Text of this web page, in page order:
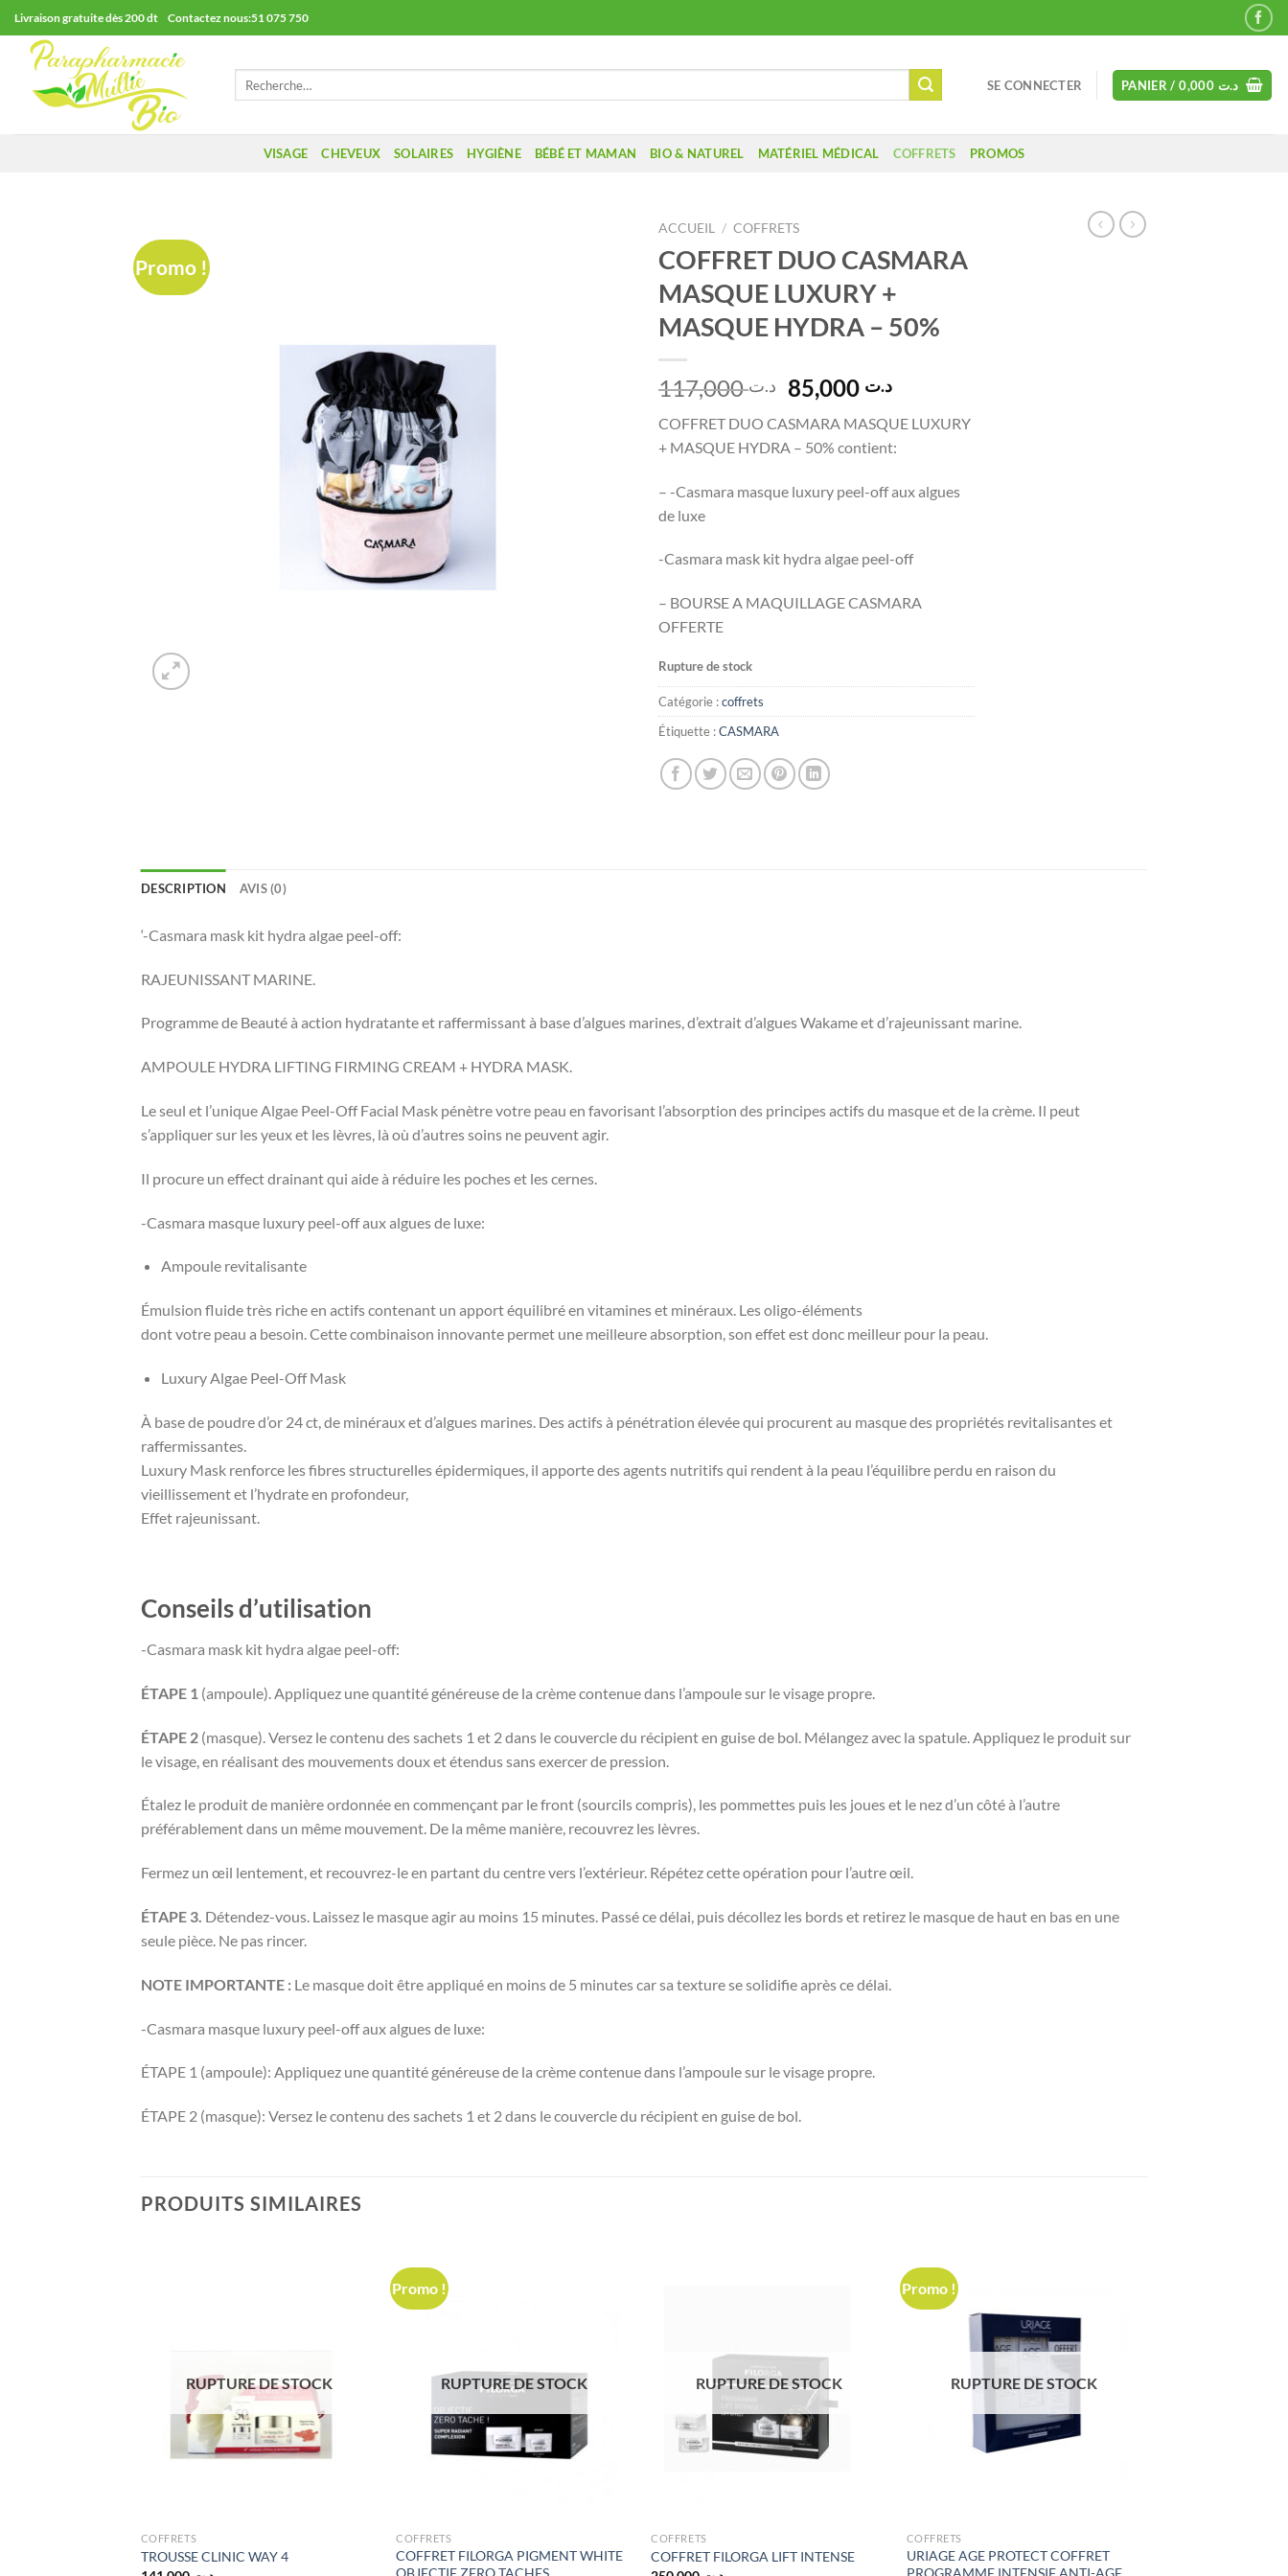
Passer
au
contenu
Livraison gratuite dès 200 dt Contactez nous:51 075 750
SE CONNECTER PANIER / د.ت
VISAGE CHEVEUX SOLAIRES HYGIÈNE BÉBÉ ET MAMAN BIO & NATUREL MATÉRIEL MÉDICAL COFFRETS PROMOS
Promo !
ACCUEIL / COFFRETS
COFFRET DUO CASMARA
MASQUE LUXURY +
MASQUE HYDRA – 50%
د.ت117,000
Le
prix
initial
était :
د.تLe
actuel
est :
COFFRET DUO CASMARA MASQUE LUXURY
+ MASQUE HYDRA – 50% contient:
– -Casmara masque luxury peel-off aux algues
de luxe
-Casmara mask kit hydra algae peel-off
– BOURSE A MAQUILLAGE CASMARA
OFFERTE
Rupture de stock
Catégorie :coffrets
Étiquette :CASMARA
DESCRIPTION AVIS (0)
‘-Casmara mask kit hydra algae peel-off:
RAJEUNISSANT MARINE.
Programme de Beauté à action hydratante et raffermissant à base d’algues marines, d’extrait d’algues Wakame et d’rajeunissant marine.
AMPOULE HYDRA LIFTING FIRMING CREAM + HYDRA MASK.
Le seul et l’unique Algae Peel-Off Facial Mask pénètre votre peau en favorisant l’absorption des principes actifs du masque et de la crème. Il peut
s’appliquer sur les yeux et les lèvres, là où d’autres soins ne peuvent agir.
Il procure un effect drainant qui aide à réduire les poches et les cernes.
-Casmara masque luxury peel-off aux algues de luxe:
Ampoule revitalisante
Émulsion fluide très riche en actifs contenant un apport équilibré en vitamines et minéraux. Les oligo-éléments
dont votre peau a besoin. Cette combinaison innovante permet une meilleure absorption, son effet est donc meilleur pour la peau.
Luxury Algae Peel-Off Mask
À base de poudre d’or 24 ct, de minéraux et d’algues marines. Des actifs à pénétration élevée qui procurent au masque des propriétés revitalisantes et
raffermissantes.
Luxury Mask renforce les fibres structurelles épidermiques, il apporte des agents nutritifs qui rendent à la peau l’équilibre perdu en raison du
vieillissement et l’hydrate en profondeur,
Effet rajeunissant.
Conseils d’utilisation
-Casmara mask kit hydra algae peel-off:
ÉTAPE 1 (ampoule). Appliquez une quantité généreuse de la crème contenue dans l’ampoule sur le visage propre.
ÉTAPE 2 (masque). Versez le contenu des sachets 1 et 2 dans le couvercle du récipient en guise de bol. Mélangez avec la spatule. Appliquez le produit sur
le visage, en réalisant des mouvements doux et étendus sans exercer de pression.
Étalez le produit de manière ordonnée en commençant par le front (sourcils compris), les pommettes puis les joues et le nez d’un côté à l’autre
préférablement dans un même mouvement. De la même manière, recouvrez les lèvres.
Fermez un œil lentement, et recouvrez-le en partant du centre vers l’extérieur. Répétez cette opération pour l’autre œil.
ÉTAPE 3. Détendez-vous. Laissez le masque agir au moins 15 minutes. Passé ce délai, puis décollez les bords et retirez le masque de haut en bas en une
seule pièce. Ne pas rincer.
NOTE IMPORTANTE : Le masque doit être appliqué en moins de 5 minutes car sa texture se solidifie après ce délai.
-Casmara masque luxury peel-off aux algues de luxe:
ÉTAPE 1 (ampoule): Appliquez une quantité généreuse de la crème contenue dans l’ampoule sur le visage propre.
ÉTAPE 2 (masque): Versez le contenu des sachets 1 et 2 dans le couvercle du récipient en guise de bol.
PRODUITS SIMILAIRES
RUPTURE DE STOCK
COFFRETS
TROUSSE CLINIC WAY 4
Promo !
RUPTURE DE STOCK
COFFRETS
COFFRET FILORGA PIGMENT WHITE
OBJECTIF ZERO TACHES
RUPTURE DE STOCK
COFFRETS
COFFRET FILORGA LIFT INTENSE
Promo !
RUPTURE DE STOCK
COFFRETS
URIAGE AGE PROTECT COFFRET
PROGRAMME INTENSIF ANTI-AGE